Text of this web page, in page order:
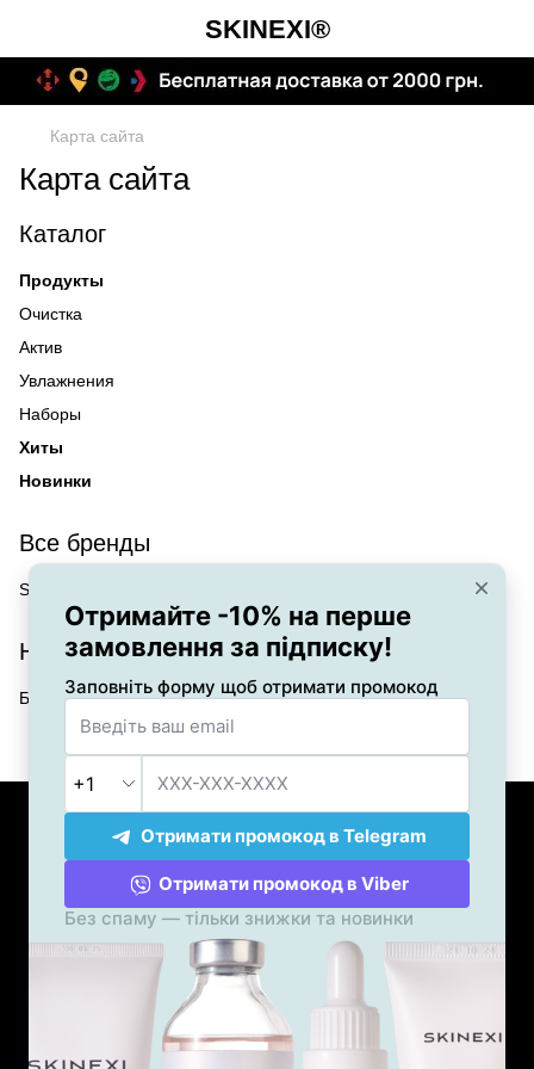
SKINEXI®
Карта сайта
Карта сайта
Каталог
Продукты
Очистка
Актив
Увлажнения
Наборы
Хиты
Новинки
Все бренды
Skinexi
Новости
Блог
+38 (050) 551-47-03 +38 (096) 551-47-03
Полная версия сайта
Карта сайта
© 2019—2026
SKINEXI®